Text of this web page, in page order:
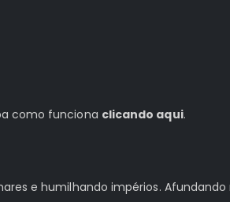
como funciona clicando aqui.
e humilhando impérios.